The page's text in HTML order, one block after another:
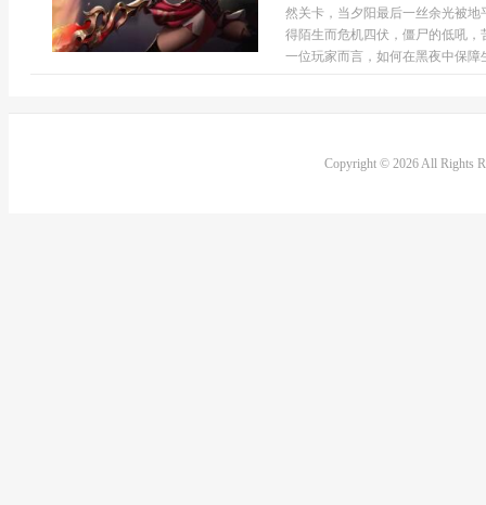
然关卡，当夕阳最后一丝余光被
得陌生而危机四伏，僵尸的低吼
一位玩家而言，如何在黑夜中保
Copyright © 2026 All Rights